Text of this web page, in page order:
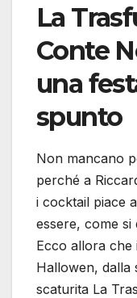
La
Conte
una
spunto
Non mancano
perché a
i cocktail piace
essere, come
Ecco allora
Hallowen, dalla
scaturita La